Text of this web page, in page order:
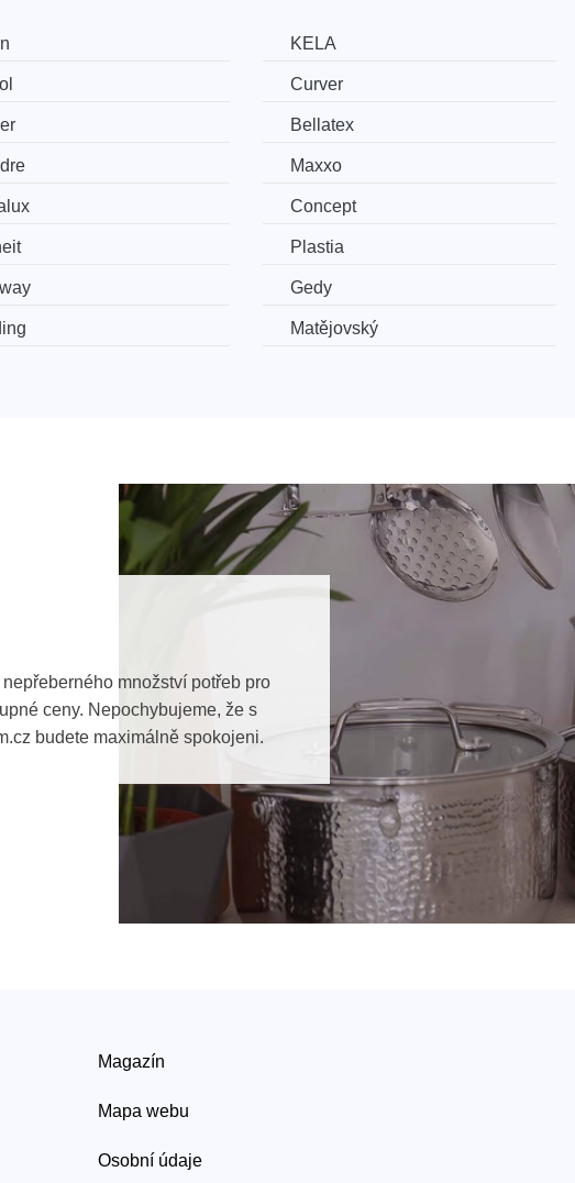
KELA
Curver
Bellatex
Maxxo
Concept
Plastia
Gedy
Matějovský
množství potřeb pro
ceny. Nepochybujeme, že s
budete maximálně spokojeni.
Magazín
Mapa webu
Osobní údaje